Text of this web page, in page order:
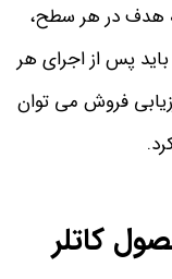
هدف در هر سطح،
باید پس از اجرای هر
فروش می توان
کاتلر